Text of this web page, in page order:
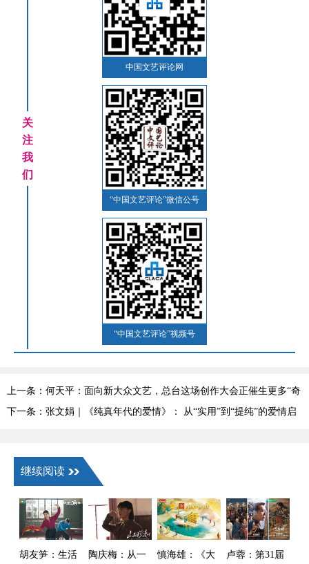
关
注
我
们
中国文艺评论网
“中国文艺评论”微信公号
“中国文艺评论”视频号
上一条：何天平：面向新大众文艺，总台这场创作大会正催生更多“奇
迹”
下一条：张文娟｜《纯真年代的爱情》： 从“实用”到“提纯”的爱情启
继续阅读
胡友笋：生活 陶庆梅：从一 慎海雄：《大 卢蓉：第31届